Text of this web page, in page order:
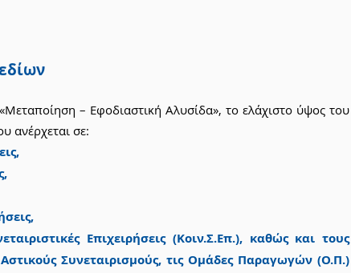
– Εφοδιαστική Αλυσίδα», το ελάχιστο ύψος του
ανέρχεται σε:
Επιχειρήσεις (Κοιν.Σ.Επ.), καθώς και τους
Συνεταιρισμούς, τις Ομάδες Παραγωγών (Ο.Π.)